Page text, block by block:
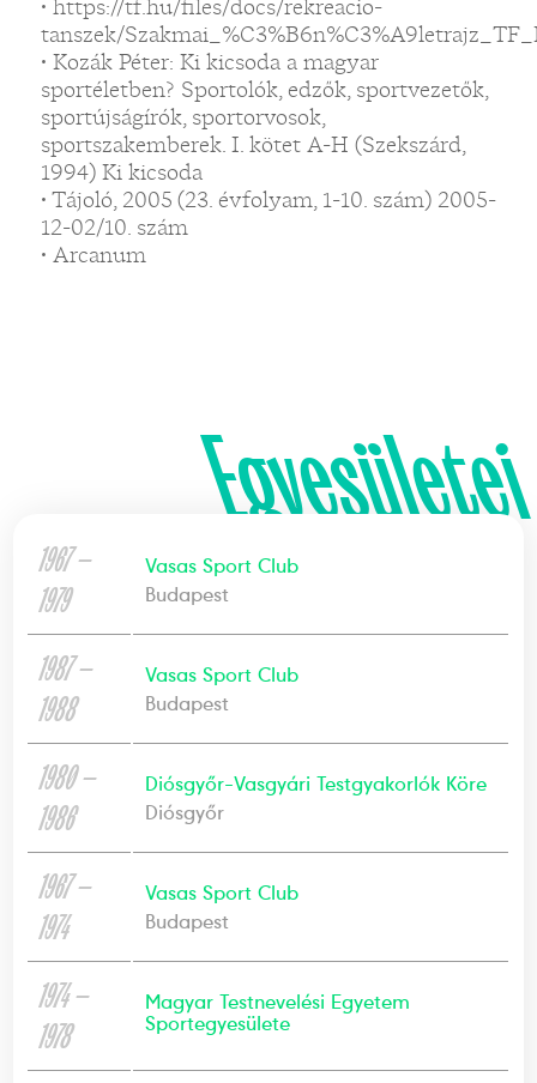
• https://tf.hu/files/docs/rekreacio-
tanszek/
• Kozák Péter: Ki kicsoda a magyar
sportéletben? Sportolók, edzők, sportvezetők,
sportújságírók, sportorvosok,
sportszakemberek. I. kötet A-H (Szekszárd,
1994) Ki kicsoda
• Tájoló, 2005 (23. évfolyam, 1-10. szám) 2005-
12-02/10. szám
• Arcanum
Egyesületei
1967 —
1979
Vasas Sport Club
Budapest
1987 —
1988
Vasas Sport Club
Budapest
1980 —
1986
Diósgyőr-Vasgyári Testgyakorlók Köre
Diósgyőr
1967 —
1974
Vasas Sport Club
Budapest
1974 —
1978
Magyar Testnevelési Egyetem
Sportegyesülete